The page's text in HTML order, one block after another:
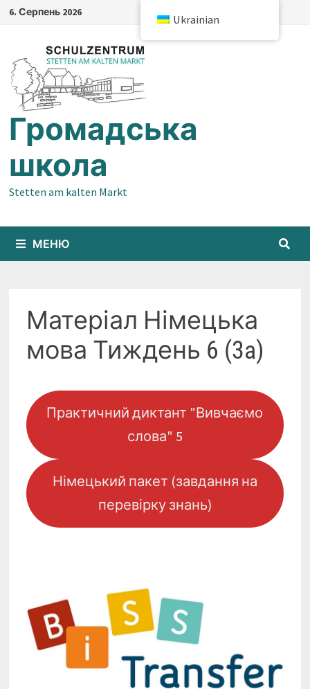
Перейти
6. Серпень 2026
Громадська
школа
Stetten am kalten Markt
МЕНЮ
Матеріал Німецька
мова Тиждень 6 (3a)
Практичний диктант "Вивчаємо
слова" 5
Німецький пакет (завдання на
перевірку знань)
Ukrainian